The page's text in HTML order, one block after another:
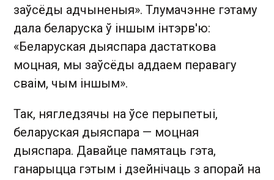
заўсёды адчыненыя». Тлумачэнне гэтаму
дала беларуска ў іншым інтэрв'ю:
«Беларуская дыяспара дастаткова
моцная, мы заўсёды аддаем перавагу
сваім, чым іншым».
Так, нягледзячы на ўсе перыпетыі,
беларуская дыяспара — моцная
дыяспара. Давайце памятаць гэта,
ганарыцца гэтым і дзейнічаць з апорай на